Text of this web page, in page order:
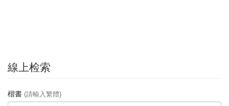
線上检索
楷書 (請輸入繁體)